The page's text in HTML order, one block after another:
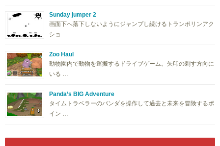
Sunday jumper 2
画面下へ落下しないようにジャンプし続けるトランポリンアク
ショ …
Zoo Haul
動物園内で動物を運搬するドライブゲーム。矢印の刺す方向に
いる …
Panda’s BIG Adventure
タイムトラベラーのパンダを操作して過去と未来を冒険するポ
イン …